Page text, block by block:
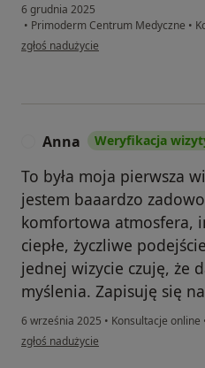
6 grudnia 2025
• Primoderm Centrum Medyczne •
w opinii użytkownika Moni
zgłoś nadużycie
Anna Weryfikacja
To była moja pierwsza
jestem baaardzo
komfortowa atmosfera,
ciepłe, życzliwe
jednej wizycie czuję, że
myślenia. Zapisuję się
6 września 2025 • Konsultacje online
w opinii użytkownika Anna
zgłoś nadużycie